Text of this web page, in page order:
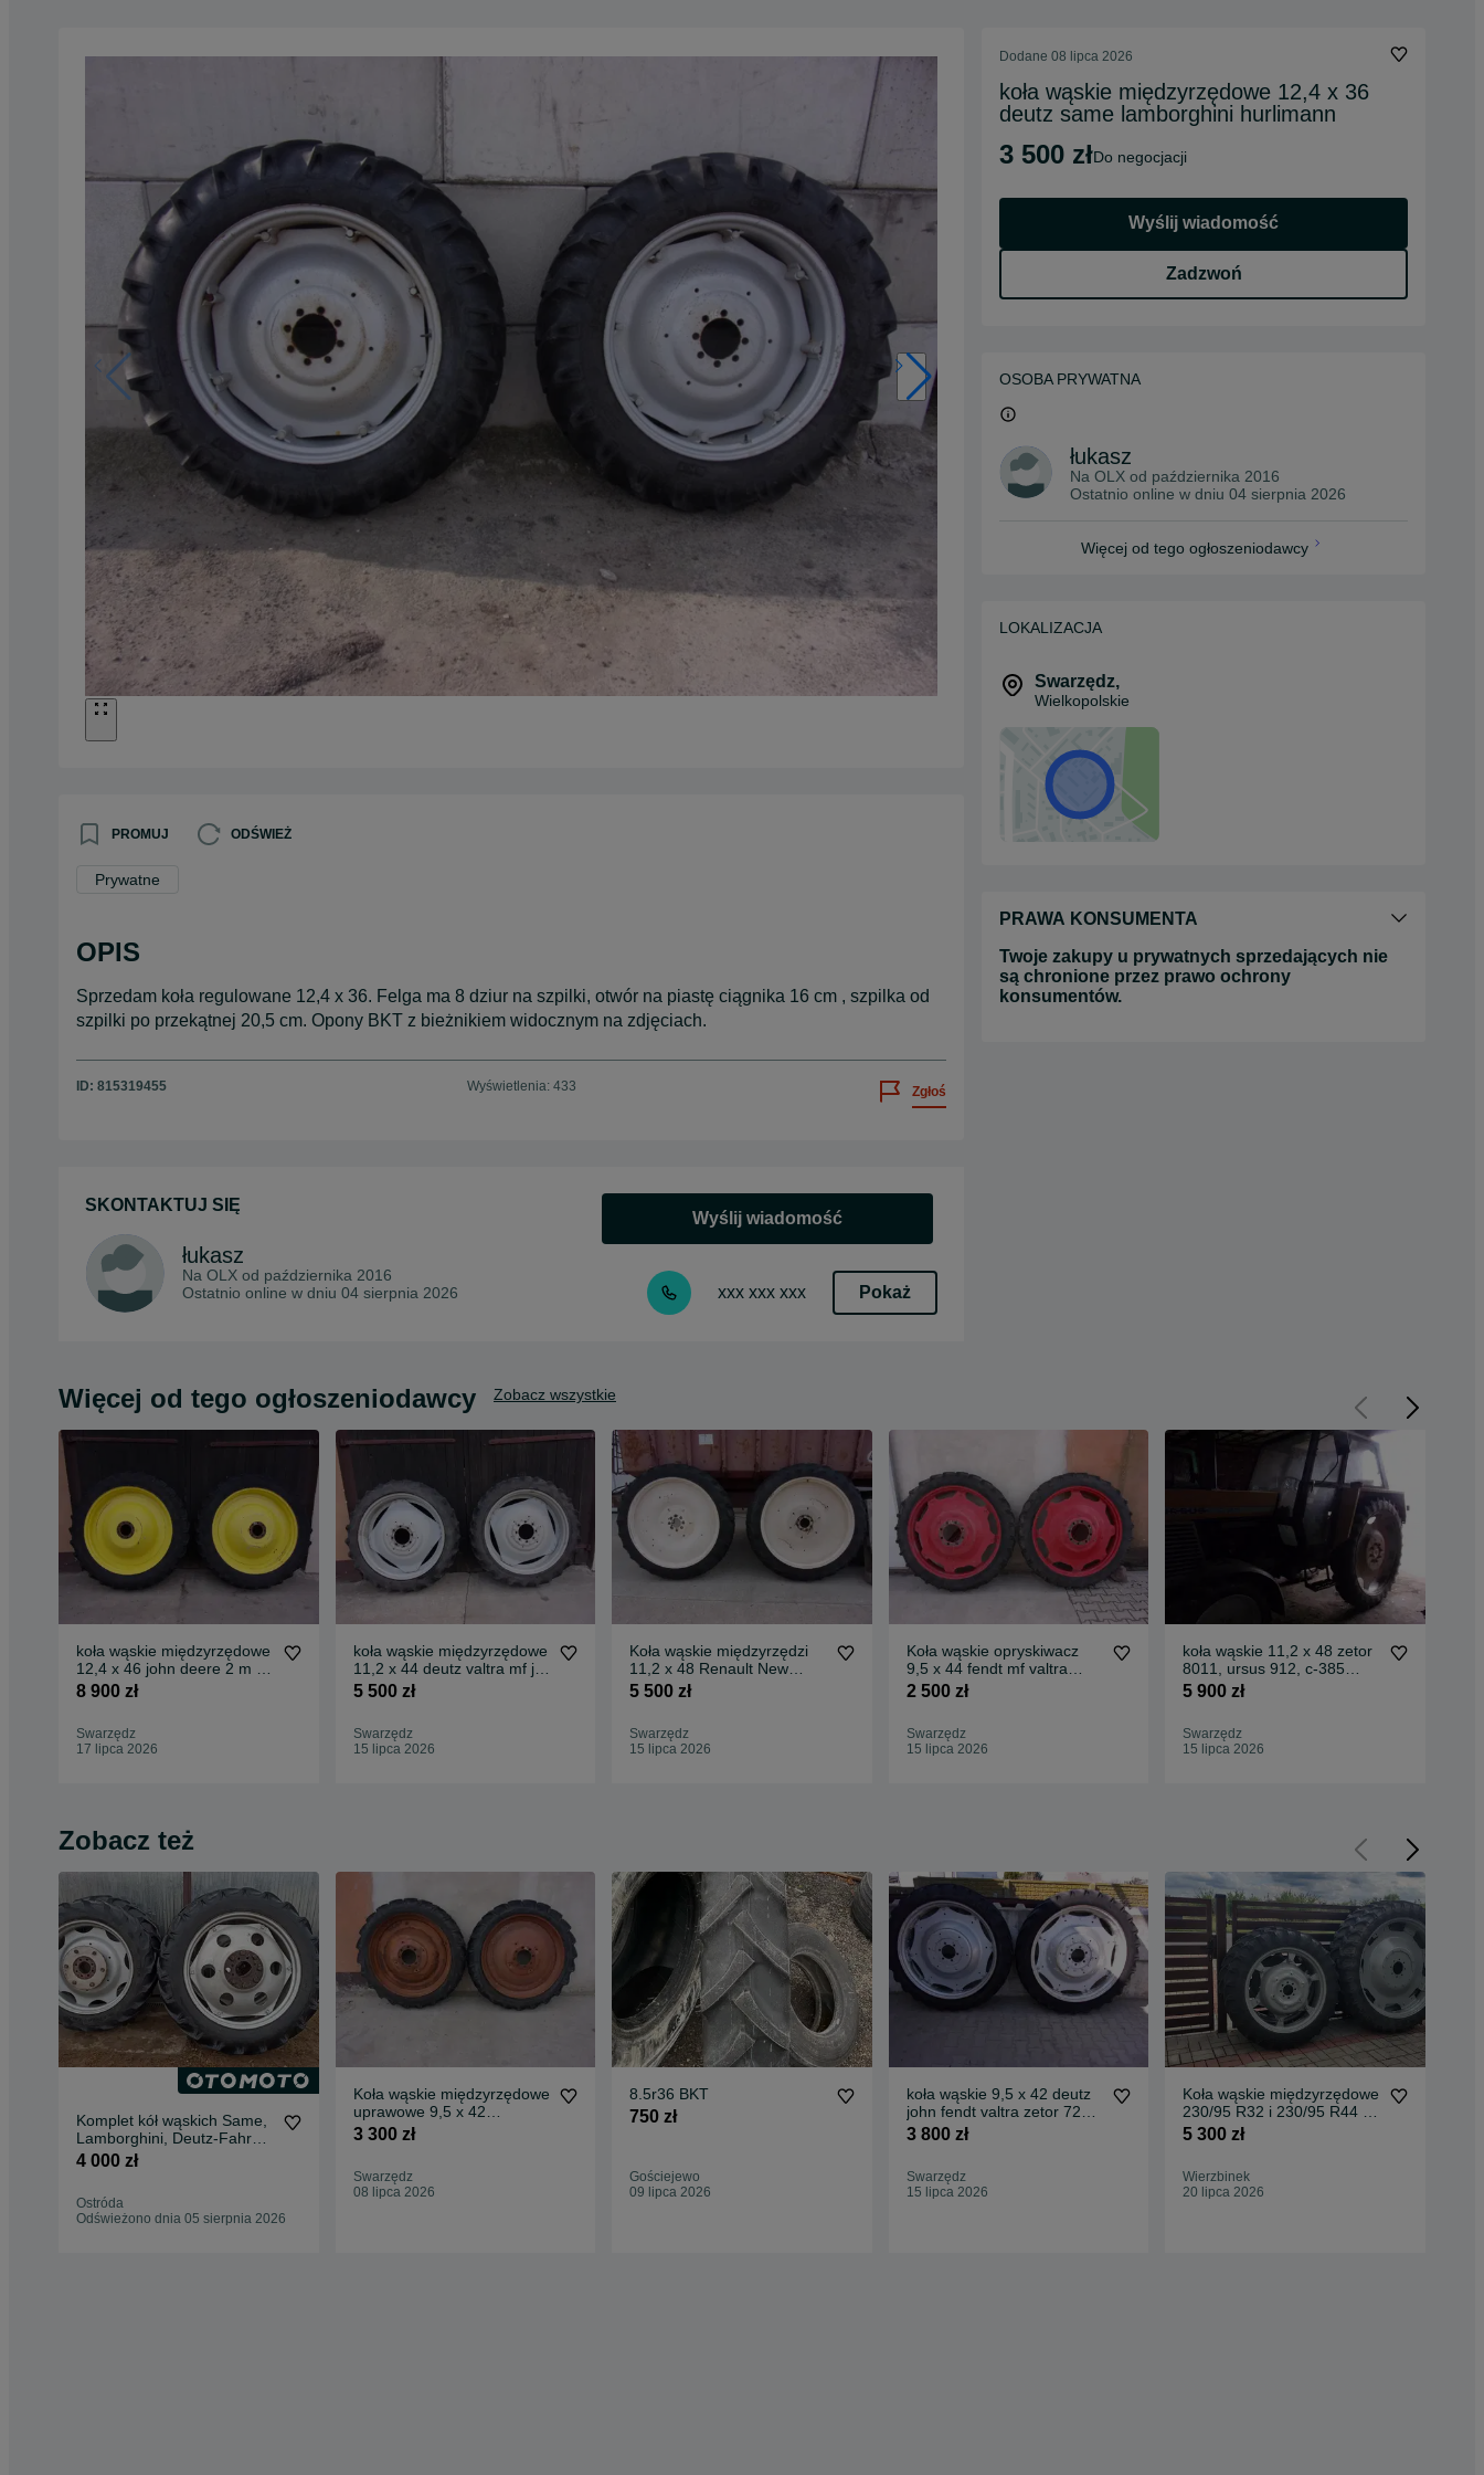
PROMUJ ODŚWIEŻ
Prywatne
OPIS
Sprzedam koła regulowane 12,4 x 36. Felga ma 8 dziur na szpilki, otwór na piastę ciągnika 16 cm , szpilka od
szpilki po przekątnej 20,5 cm. Opony BKT z bieżnikiem widocznym na zdjęciach.
ID: 815319455 Wyświetlenia: 433 Zgłoś
SKONTAKTUJ SIĘ
łukasz
Na OLX od października 2016
Ostatnio online w dniu 04 sierpnia 2026
Wyślij wiadomość
xxx xxx xxx Pokaż
Dodane 08 lipca 2026
koła wąskie międzyrzędowe 12,4 x 36
deutz same lamborghini hurlimann
3 500 zł do negocjacji
Wyślij wiadomość
Zadzwoń
OSOBA PRYWATNA
łukasz
Na OLX od października 2016
Ostatnio online w dniu 04 sierpnia 2026
Więcej od tego ogłoszeniodawcy
LOKALIZACJA
Swarzędz,
Wielkopolskie
PRAWA KONSUMENTA
Twoje zakupy u prywatnych sprzedających nie
są chronione przez prawo ochrony
konsumentów.
Więcej od tego ogłoszeniodawcy Zobacz wszystkie
koła wąskie międzyrzędowe
12,4 x 46 john deere 2 m mf
renault
8 900 zł
Swarzędz
17 lipca 2026
koła wąskie międzyrzędowe
11,2 x 44 deutz valtra mf jd
nh zetor case
5 500 zł
Swarzędz
15 lipca 2026
Koła wąskie międzyrzędzi
11,2 x 48 Renault New
Holland Case Steyr
5 500 zł
Swarzędz
15 lipca 2026
Koła wąskie opryskiwacz
9,5 x 44 fendt mf valtra
zetor ursus
2 500 zł
Swarzędz
15 lipca 2026
koła wąskie 11,2 x 48 zetor
8011, ursus 912, c-385
fendt case valtra
5 900 zł
Swarzędz
15 lipca 2026
Zobacz też
Komplet kół wąskich Same,
Lamborghini, Deutz-Fahr
Komplet kół wąskich Same,
4 000 zł
Ostróda
Odświeżono dnia 05 sierpnia 2026
Koła wąskie międzyrzędowe
uprawowe 9,5 x 42
PRONAR BELARUS MTZ
3 300 zł
Swarzędz
08 lipca 2026
8.5r36 BKT
750 zł
Gościejewo
09 lipca 2026
koła wąskie 9,5 x 42 deutz
john fendt valtra zetor 7211
ursus renault
3 800 zł
Swarzędz
15 lipca 2026
Koła wąskie międzyrzędowe
230/95 R32 i 230/95 R44 do
ciągników Deutz
5 300 zł
Wierzbinek
20 lipca 2026